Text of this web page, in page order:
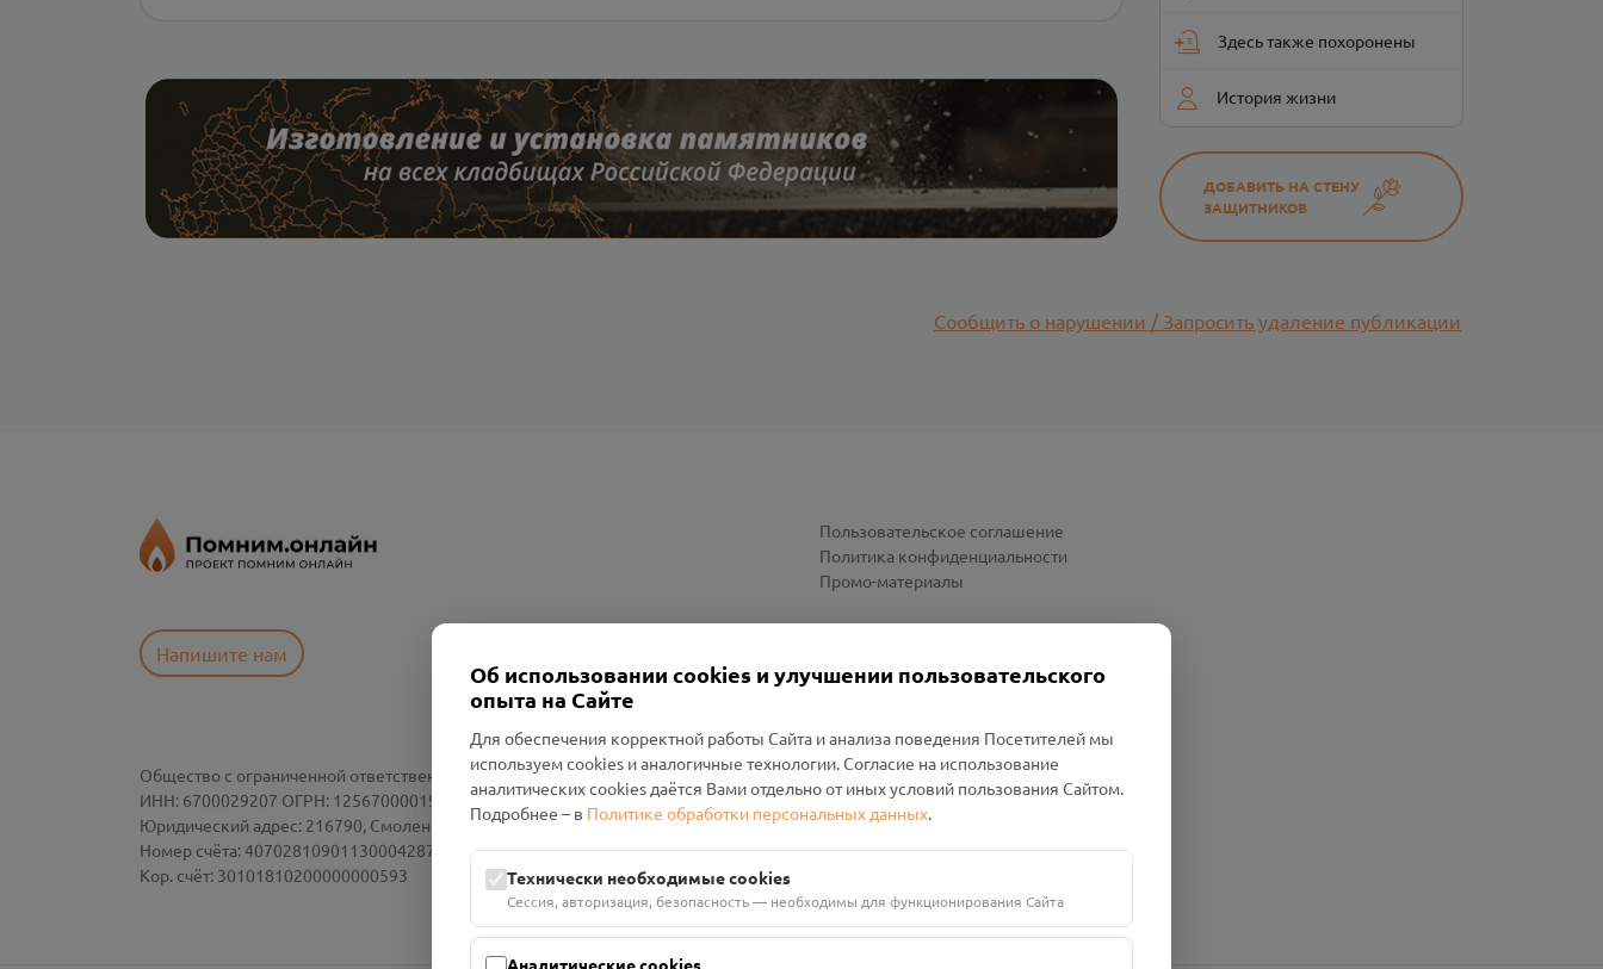
Здесь также похоронены
История жизни
ДОБАВИТЬ НА СТЕНУ
ЗАЩИТНИКОВ
Сообщить о нарушении / Запросить удаление публикации
Напишите нам
Пользовательское соглашение
Политика конфиденциальности
Промо-материалы
Общество с ограниченной ответственностью «Смоленский Проект Помним»
ИНН: 6700029207 ОГРН: 1256700001986
Юридический адрес: 216790, Смоленская область, р-н Руднянский, г. Рудня, улица Западная, д. 26А, пом. 18
Номер счёта: 40702810901130004287 в АО "АЛЬФА-БАНК"
Кор. счёт: 30101810200000000593
Об использовании cookies и улучшении пользовательского
опыта на Сайте
Для обеспечения корректной работы Сайта и анализа поведения Посетителей мы
используем cookies и аналогичные технологии. Согласие на использование
аналитических cookies даётся Вами отдельно от иных условий пользования Сайтом.
Подробнее – в Политике обработки персональных данных.
Технически необходимые cookies
Сессия, авторизация, безопасность — необходимы для функционирования Сайта
Аналитические cookies